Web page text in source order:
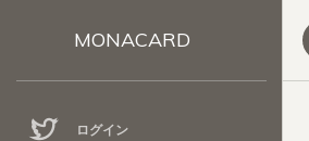
MONACARD
ログイン